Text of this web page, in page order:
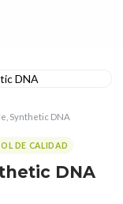
Synthetic DNA
DE CALIDAD
DNA